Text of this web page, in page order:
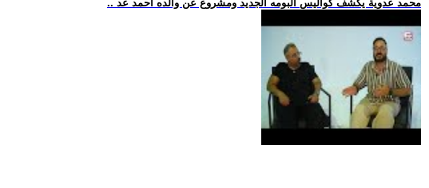
.. محمد عدوية يكشف كواليس ألبومه الجديد ومشروع عن والده أحمد عد